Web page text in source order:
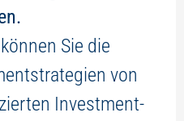
Sie die
von
Investment-